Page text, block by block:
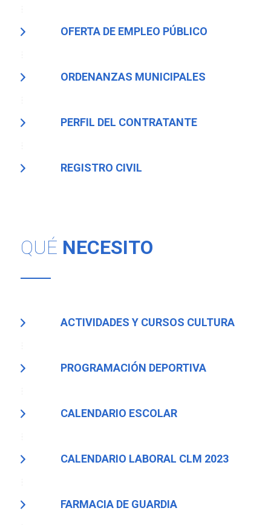
OFERTA DE EMPLEO PÚBLICO
ORDENANZAS MUNICIPALES
PERFIL DEL CONTRATANTE
REGISTRO CIVIL
QUÉ NECESITO
ACTIVIDADES Y CURSOS CULTURA
PROGRAMACIÓN DEPORTIVA
CALENDARIO ESCOLAR
CALENDARIO LABORAL CLM 2023
FARMACIA DE GUARDIA